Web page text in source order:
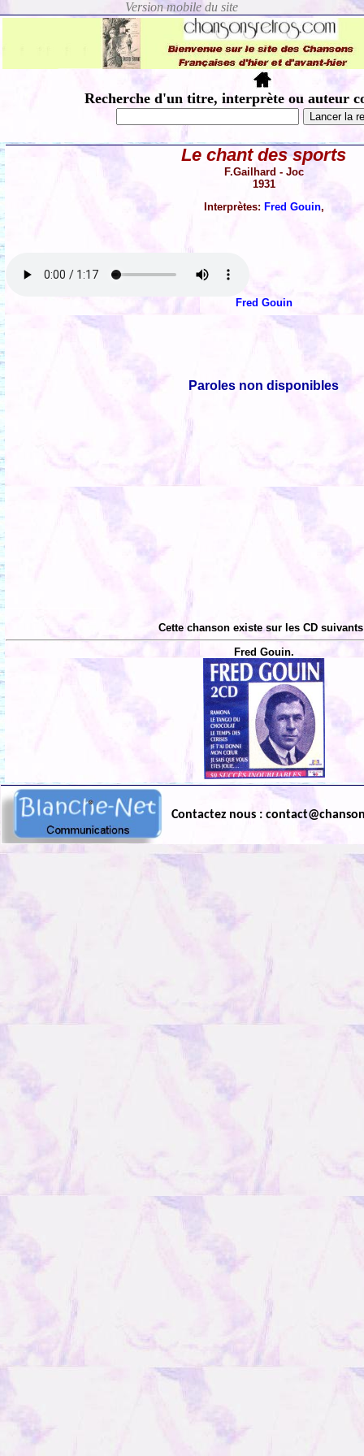
Recherche d'un titre, interprète ou auteur
Le chant des sports
F.Gailhard - Joc
1931
Interprètes: Fred Gouin,
Fred Gouin
Paroles non disponibles
Cette chanson existe sur les CD
Fred Gouin.
Contactez nous :